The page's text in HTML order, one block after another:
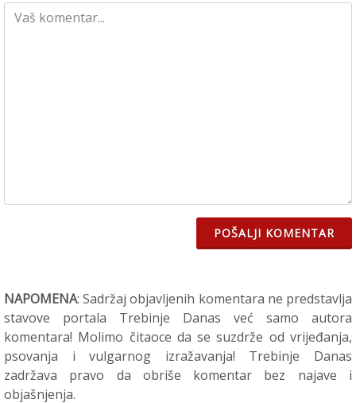
POŠALJI KOMENTAR
NAPOMENA: Sadržaj objavljenih komentara ne predstavlja
stavove portala Trebinje Danas već samo autora
komentara! Molimo čitaoce da se suzdrže od vrijeđanja,
psovanja i vulgarnog izražavanja! Trebinje Danas
zadržava pravo da obriše komentar bez najave i
objašnjenja.